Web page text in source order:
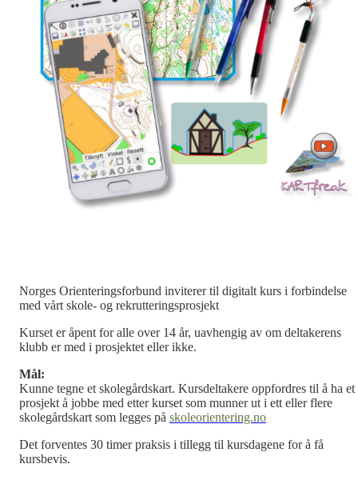
Norges Orienteringsforbund inviterer til digitalt kurs i forbindelse
med vårt skole- og rekrutteringsprosjekt
Kurset er åpent for alle over 14 år, uavhengig av om deltakerens
klubb er med i prosjektet eller ikke.
Mål:
Kunne tegne et skolegårdskart. Kursdeltakere oppfordres til å ha et
prosjekt å jobbe med etter kurset som munner ut i ett eller flere
skolegårdskart som legges på skoleorientering.no
Det forventes 30 timer praksis i tillegg til kursdagene for å få
kursbevis.